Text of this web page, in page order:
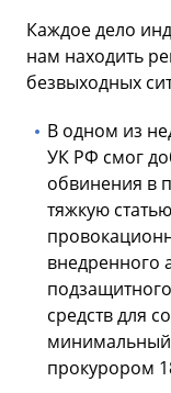
Каждое дело
нам находить
безвыходных
В одном из
УК РФ смог
обвинения в
тяжкую
внедренного
средств для
прокурором